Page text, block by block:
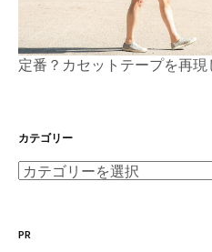
定番？カセットテープを再現
カテゴリー
カ
リ
PR